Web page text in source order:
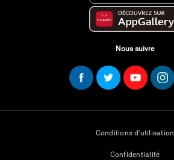
Nous suivre
Conditions d'utilisation
Confidentialité